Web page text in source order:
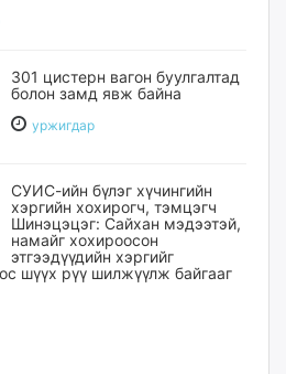
301 цистерн вагон буулгалтад
болон замд явж байна
уржигдар
СУИС-ийн бүлэг хүчингийн
хэргийн хохирогч, тэмцэгч
Шинэцэцэг: Сайхан мэдээтэй,
намайг хохироосон
этгээдүүдийн хэргийг
шүүх рүү шилжүүлж байгааг